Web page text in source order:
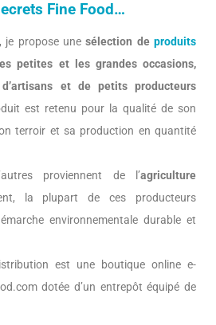
Fine Food…
je propose unesélection de produits
petites et les grandes occasions,
et de petits producteurs
est retenu pour la qualité de son
terroir et sa production en quantité
proviennent de l’agriculture
la plupart de ces producteurs
environnementale durable et
est une boutique online e-
dotée d’un entrepôt équipé de